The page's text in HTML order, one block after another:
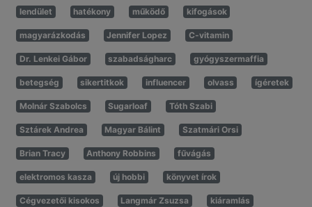
lendület hatékony működő kifogások
magyarázkodás Jennifer Lopez C-vitamin
Dr. Lenkei Gábor szabadságharc gyógyszermaffia
betegség sikertitkok influencer olvass ígéretek
Molnár Szabolcs Sugarloaf Tóth Szabi
Sztárek Andrea Magyar Bálint Szatmári Orsi
Brian Tracy Anthony Robbins fűvágás
elektromos kasza új hobbi könyvet írok
Cégvezetői kisokos Langmár Zsuzsa kiáramlás